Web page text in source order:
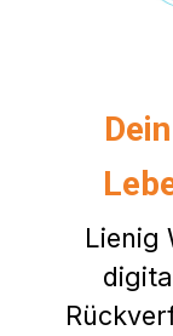
Lienig